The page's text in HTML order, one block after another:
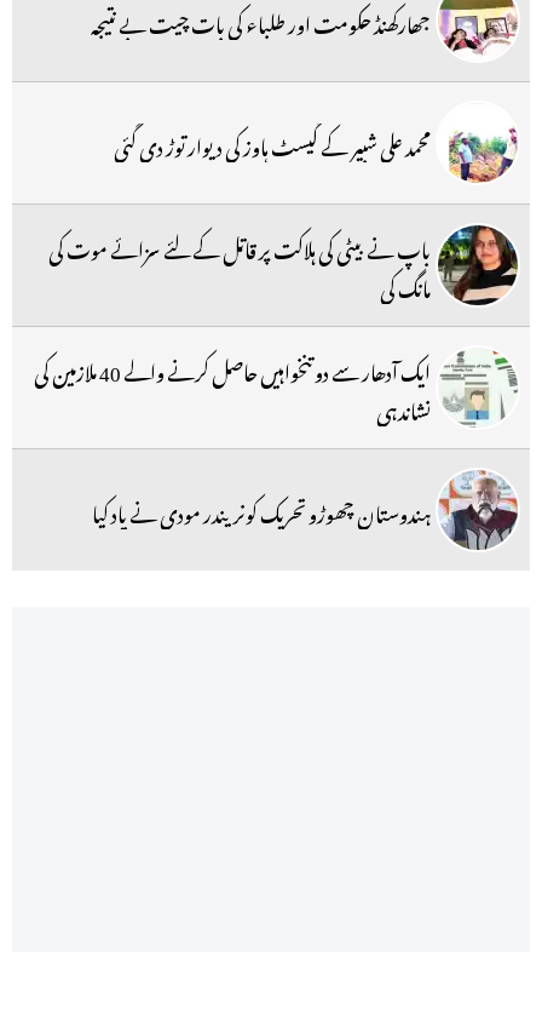
جھارکھنڈ حکومت اور طلباء کی بات چیت بے نتیجہ
محمد علی شبیر کے گیسٹ ہاوز کی دیوار توڑ دی گئی
باپ نے بیٹی کی ہلاکت پر قاتل کے لئے سزائے موت کی
مانگ کی
ایک آدھار سے دو تنخواہیں حاصل کرنے والے 40 ملازمین کی
نشاندہی
ہندوستان چھوڑو تحریک کونریندر مودی نے یاد کیا